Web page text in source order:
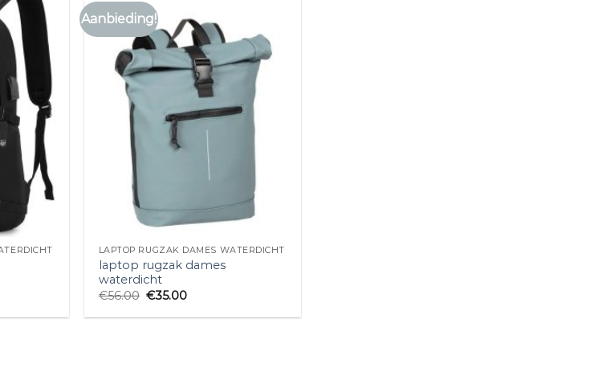
Aanbieding!
LAPTOP RUGZAK DAMES WATERDICHT
laptop rugzak dames
waterdicht
€56.00 €35.00